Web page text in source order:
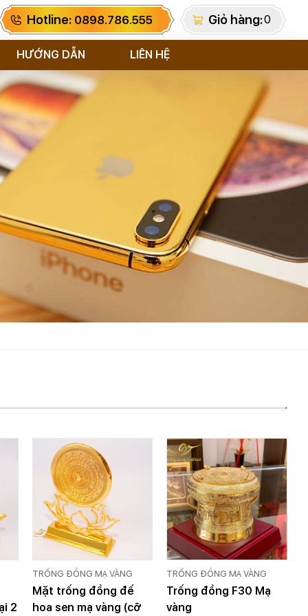
Hotline: 0898.786.555 Giỏ hàng:0
HƯỚNG DẪN LIÊN HỆ
2
TRỐNG ĐỒNG MẠ VÀNG
Mặt trống đồng đế
hoa sen mạ vàng (cỡ
TRỐNG ĐỒNG MẠ VÀNG
Trống đồng F30 Mạ
vàng